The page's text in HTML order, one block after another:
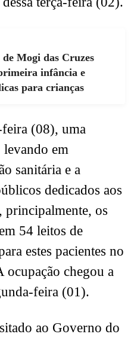
Mogi das Cruzes
infância e
para crianças
(08), uma
levando em
sanitária e a
dedicados aos
principalmente, os
54 leitos de
estes pacientes no
chegou a
feira (01).
ao Governo do